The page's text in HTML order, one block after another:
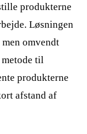
produkterne
Løsningen
omvendt
til
produkterne
afstand af